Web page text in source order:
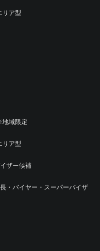
リア型
域限定
リア型
ザー候補
・バイヤー・スーパーバイザ